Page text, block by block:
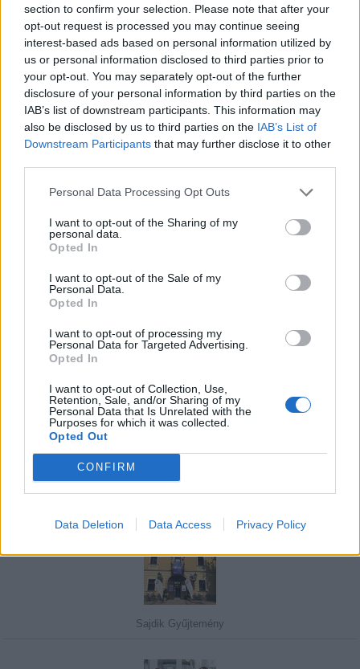
section to confirm your selection. Please note that after your
opt-out request is processed you may continue seeing
interest-based ads based on personal information utilized by
us or personal information disclosed to third parties prior to
your opt-out. You may separately opt-out of the further
disclosure of your personal information by third parties on the
IAB’s list of downstream participants. This information may
also be disclosed by us to third parties on the IAB’s List of
Downstream Participants that may further disclose it to other
Personal Data Processing Opt Outs
I want to opt-out of the Sharing of my
personal data.
Opted In
I want to opt-out of the Sale of my
Personal Data.
Opted In
I want to opt-out of processing my
Personal Data for Targeted Advertising.
Opted In
I want to opt-out of Collection, Use,
Retention, Sale, and/or Sharing of my
Personal Data that Is Unrelated with the
Purposes for which it was collected.
Opted Out
CONFIRM
Data Deletion Data Access Privacy Policy
Minősítés
Hogyan lehet minősített
kutyabarát helyed?
Megismerem
Javasolj egy kutyabarát helyet!
Sajdik Gyűjtemény